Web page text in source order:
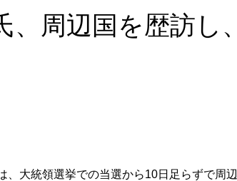
、周辺国を歴訪し
大統領選挙での当選から10日足らずで周